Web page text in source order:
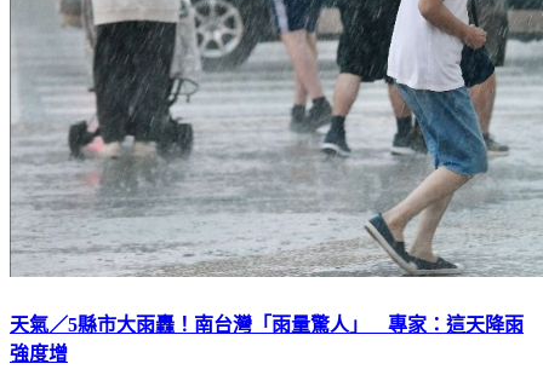
天氣／5縣市大雨轟！南台灣「雨量驚人」 專家：這天降雨
強度增